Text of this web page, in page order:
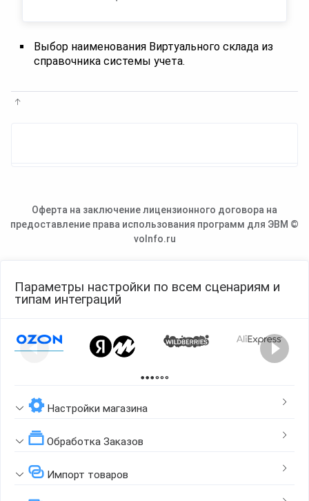
Выбор наименования Виртуального склада из
справочника системы учета.
Оферта на заключение лицензионного договора на
предоставление права использования программ для ЭВМ ©
voInfo.ru
Параметры настройки по всем сценариям и
типам интеграций
Настройки магазина
Обработка Заказов
Импорт товаров